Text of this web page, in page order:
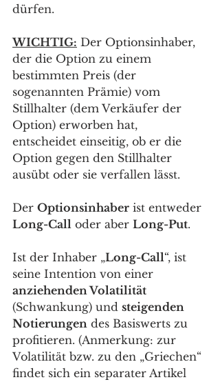
dürfen.
WICHTIG: Der Optionsinhaber,
der die Option zu einem
bestimmten Preis (der
sogenannten Prämie) vom
Stillhalter (dem Verkäufer der
Option) erworben hat,
entscheidet einseitig, ob er die
Option gegen den Stillhalter
ausübt oder sie verfallen lässt.
Der Optionsinhaber ist entweder
Long-Call oder aber Long-Put.
Ist der Inhaber „Long-Call“, ist
seine Intention von einer
anziehenden Volatilität
(Schwankung) und steigenden
Notierungen des Basiswerts zu
profitieren. (Anmerkung: zur
Volatilität bzw. zu den „Griechen“
findet sich ein separater Artikel